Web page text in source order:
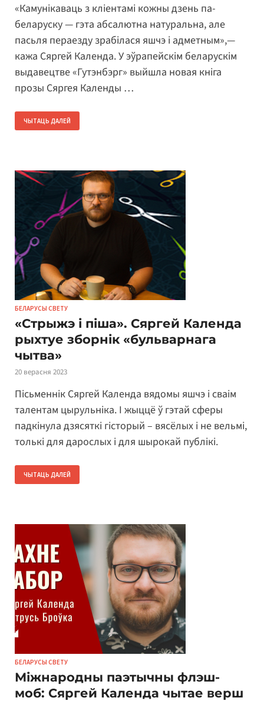
«Камунікаваць з кліентамі кожны дзень па-
беларуску — гэта абсалютна натуральна, але
пасьля пераезду зрабілася яшчэ і адметным»,—
кажа Сяргей Календа. У эўрапейскім беларускім
выдавецтве «Гутэнбэрг» выйшла новая кніга
прозы Сяргея Календы …
ЧЫТАЦЬ ДАЛЕЙ
БЕЛАРУСЫ СВЕТУ
«Стрыжэ і піша». Сяргей Календа
рыхтуе зборнік «бульварнага
чытва»
20 верасня 2023
Пісьменнік Сяргей Календа вядомы яшчэ і сваім
талентам цырульніка. І жыццё ў гэтай сферы
падкінула дзясяткі гісторый – вясёлых і не вельмі,
толькі для дарослых і для шырокай публікі.
ЧЫТАЦЬ ДАЛЕЙ
БЕЛАРУСЫ СВЕТУ
Міжнародны паэтычны флэш-
моб: Сяргей Календа чытае верш